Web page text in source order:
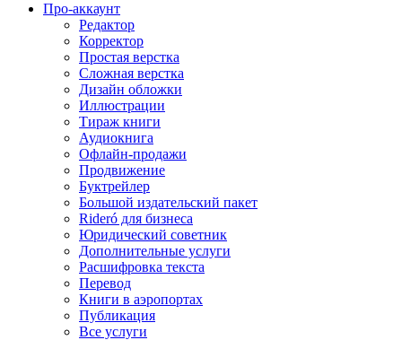
Про-аккаунт
Редактор
Корректор
Простая верстка
Сложная верстка
Дизайн обложки
Иллюстрации
Тираж книги
Аудиокнига
Офлайн-продажи
Продвижение
Буктрейлер
Большой издательский пакет
Rideró для бизнеса
Юридический советник
Дополнительные услуги
Расшифровка текста
Перевод
Книги в аэропортах
Публикация
Все услуги